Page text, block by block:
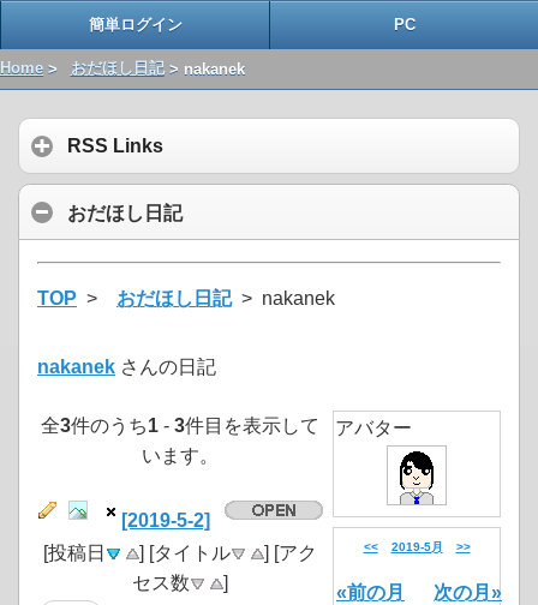
簡単ログイン PC
Home > おだほし日記> nakanek
RSS Links
おだほし日記
TOP > おだほし日記> nakanek
nakanek さんの日記
全3件のうち1 - 3件目を表示して
います。
[2019-5-2]
[投稿日
] [タイトル
] [アク
セス数
]
アバター
<< 2019-5月 >>
«前の月 次の月»